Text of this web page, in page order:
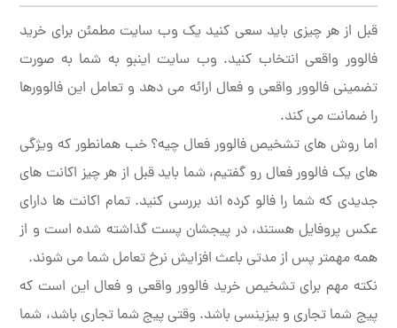
قبل از هر چیزی باید سعی کنید یک وب سایت مطمئن برای خرید
فالوور واقعی انتخاب کنید. وب سایت اینبو به شما به صورت
تضمینی فالوور واقعی و فعال ارائه می دهد و تعامل این فالوورها
را ضمانت می کند.
اما روش های تشخیص فالوور فعال چیه؟ خب همانطور که ویژگی
های یک فالوور فعال رو گفتیم، شما باید قبل از هر چیز اکانت های
جدیدی که شما را فالو کرده اند بررسی کنید. تمام اکانت ها دارای
عکس پروفایل هستند، در پیجشان پست گذاشته شده است و از
همه مهمتر پس از مدتی باعث افزایش نرخ تعامل شما می شوند.
نکته مهم برای تشخیص خرید فالوور واقعی و فعال این است که
پیج شما تجاری و بیزینسی باشد. وقتی پیج شما تجاری باشد، شما